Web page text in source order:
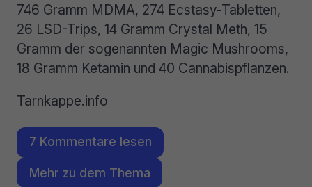
746 Gramm MDMA, 274 Ecstasy-Tabletten,
26 LSD-Trips, 14 Gramm Crystal Meth, 15
Gramm der sogenannten Magic Mushrooms,
18 Gramm Ketamin und 40 Cannabispflanzen.
Tarnkappe.info
7 Kommentare lesen
Mehr zu dem Thema